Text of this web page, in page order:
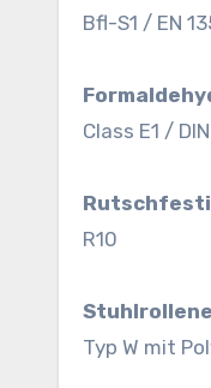
Bfl-S1 / EN
Class E1 /
R10
Typ W mit